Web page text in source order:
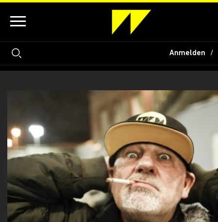
Anmelden